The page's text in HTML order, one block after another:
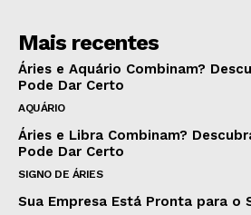
Mais recentes
Áries e Aquário Combinam?
Pode Dar Certo
AQUÁRIO
Áries e Libra Combinam?
Pode Dar Certo
SIGNO DE ÁRIES
Sua Empresa Está Pronta para o